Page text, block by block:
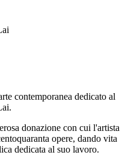
contemporanea dedicato al
donazione con cui l'artista
opere, dando vita
dedicata al suo lavoro.